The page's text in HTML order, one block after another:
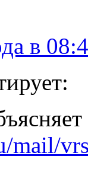
в
mail/